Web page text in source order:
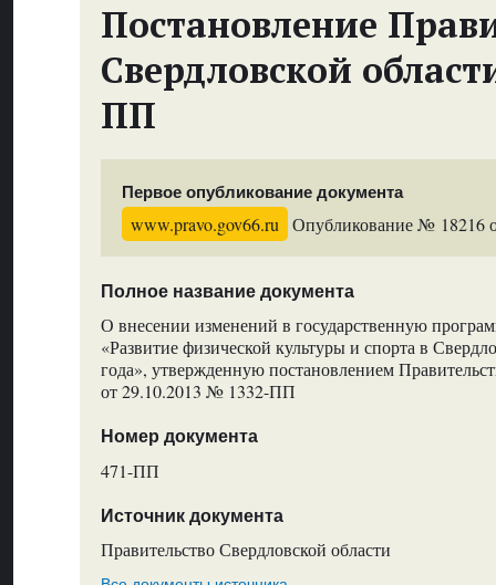
Постановление
Свердловской
ПП
Первое опубликование документа
www.pravo.gov66.ru Опубликование № 18216
Полное название документа
О внесении изменений в государственную
«Развитие физической культуры и спорта в
года», утвержденную постановлением
от 29.10.2013 № 1332-ПП
Номер документа
471-ПП
Источник документа
Правительство Свердловской области